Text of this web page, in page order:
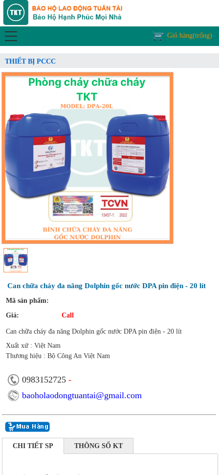
Giỏ hàng(trống)
THIẾT BỊ PCCC
Can chữa cháy đa năng Dolphin gốc nước DPA pin điện - 20 lít
Mã sản phẩm:
Giá:
Call
Can chữa cháy đa năng Dolphin gốc nước DPA pin điện - 20 lít
Xuất xứ : Việt Nam
Thương hiệu : Bộ Công An Việt Nam
0983152725 -
baoholaodongtuantai@gmail.com
CHI TIẾT SP THÔNG SỐ KT